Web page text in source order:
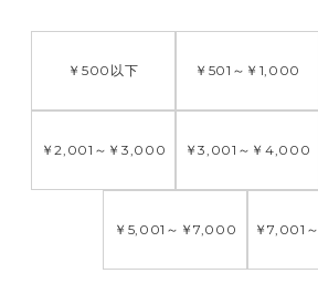
￥500 以下 ￥501 ～ ￥1,000
￥2,001 ～ ￥3,000 ￥3,001 ～ ￥4,000
￥5,001 ～ ￥7,000 ￥7,001 ～